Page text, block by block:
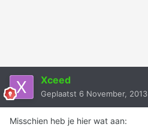
Xceed
Geplaatst 6 November, 2013
Misschien heb je hier wat aan: